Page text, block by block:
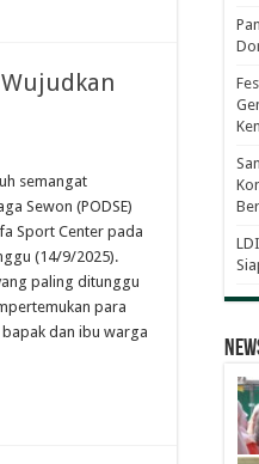
semangat
Sewon (PODSE)
Sport Center pada
(14/9/2025).
paling ditunggu
para
dan ibu warga